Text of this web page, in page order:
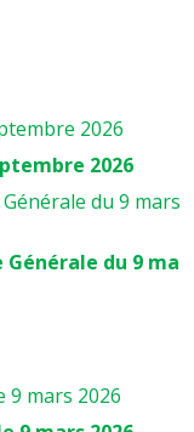
2026
du 9 ma